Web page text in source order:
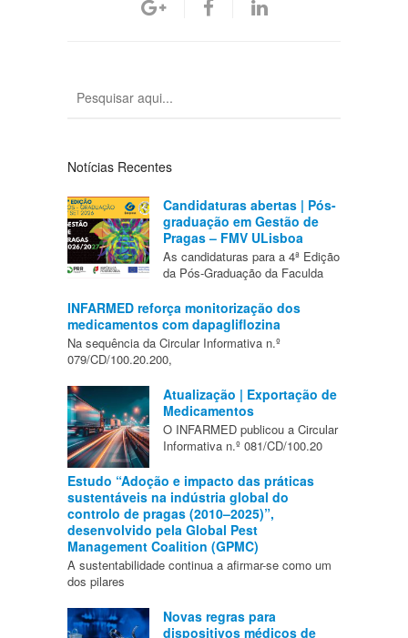
Notícias Recentes
Candidaturas abertas | Pós-
graduação em Gestão de
Pragas – FMV ULisboa
As candidaturas para a 4ª Edição
da Pós-Graduação da Faculda
INFARMED reforça monitorização dos
medicamentos com dapagliflozina
Na sequência da Circular Informativa n.º
079/CD/100.20.200,
Atualização | Exportação de
Medicamentos
O INFARMED publicou a Circular
Informativa n.º 081/CD/100.20
Estudo “Adoção e impacto das práticas
sustentáveis na indústria global do
controlo de pragas (2010–2025)”,
desenvolvido pela Global Pest
Management Coalition (GPMC)
A sustentabilidade continua a afirmar-se como um
dos pilares
Novas regras para
dispositivos médicos de